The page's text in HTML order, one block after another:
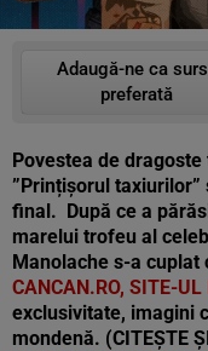
Adaugă-ne ca
preferată
Povestea de
”Prințișorul taxiurilor”
final. După ce a
marelui trofeu al
Manolache s-a cuplat
CANCAN.RO, SITE-
exclusivitate, imagini
mondenă. (CITEȘTE